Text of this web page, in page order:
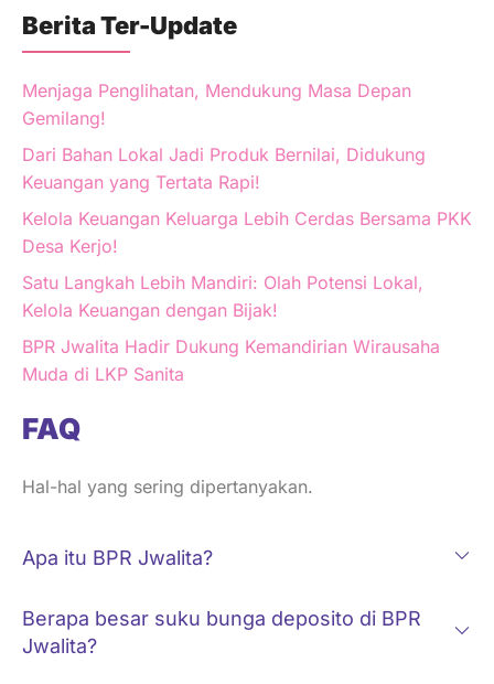
Berita Ter-Update
Menjaga Penglihatan, Mendukung Masa Depan
Gemilang!
Dari Bahan Lokal Jadi Produk Bernilai, Didukung
Keuangan yang Tertata Rapi!
Kelola Keuangan Keluarga Lebih Cerdas Bersama PKK
Desa Kerjo!
Satu Langkah Lebih Mandiri: Olah Potensi Lokal,
Kelola Keuangan dengan Bijak!
BPR Jwalita Hadir Dukung Kemandirian Wirausaha
Muda di LKP Sanita
FAQ
Hal-hal yang sering dipertanyakan.
Apa itu BPR Jwalita?
Berapa besar suku bunga deposito di BPR
Jwalita?